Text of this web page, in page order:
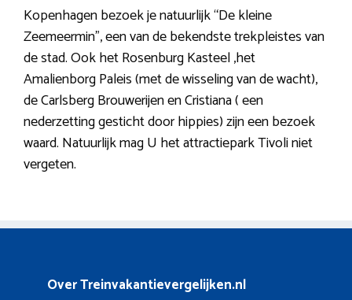
Kopenhagen bezoek je natuurlijk “De kleine
Zeemeermin”, een van de bekendste trekpleistes van
de stad. Ook het Rosenburg Kasteel ,het
Amalienborg Paleis (met de wisseling van de wacht),
de Carlsberg Brouwerijen en Cristiana ( een
nederzetting gesticht door hippies) zijn een bezoek
waard. Natuurlijk mag U het attractiepark Tivoli niet
vergeten.
Over Treinvakantievergelijken.nl